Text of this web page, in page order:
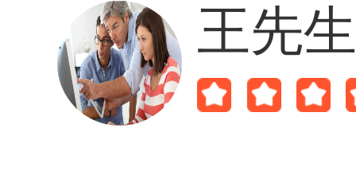
王先